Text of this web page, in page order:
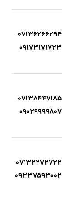
07136266294
09173171723
07138447185
09029999807
07132272722
09337593002